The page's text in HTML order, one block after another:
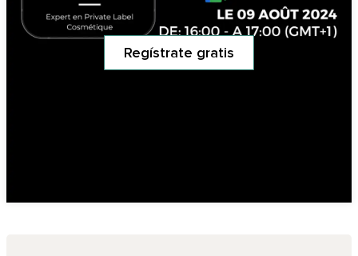
Regístrate gratis